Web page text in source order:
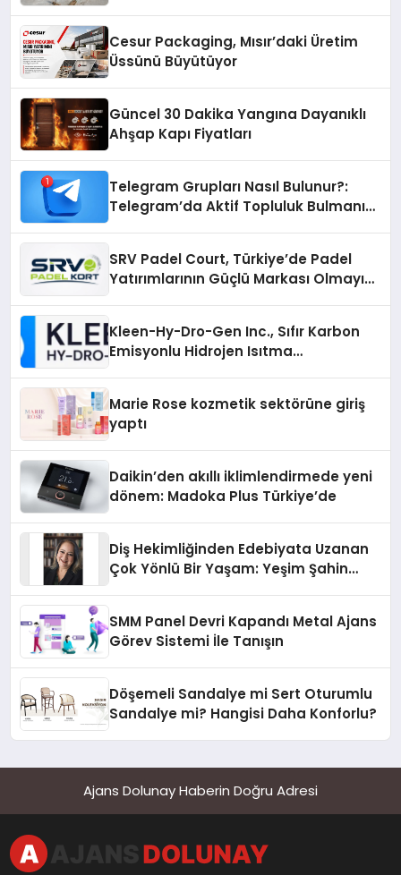
Cesur Packaging, Mısır’daki Üretim
Üssünü Büyütüyor
Güncel 30 Dakika Yangına Dayanıklı
Ahşap Kapı Fiyatları
Telegram Grupları Nasıl Bulunur?:
Telegram’da Aktif Topluluk Bulmanın
SRV Padel Court, Türkiye’de Padel
Yatırımlarının Güçlü Markası Olmayı
Kleen-Hy-Dro-Gen Inc., Sıfır Karbon
Emisyonlu Hidrojen Isıtma
Marie Rose kozmetik sektörüne giriş
yaptı
Daikin’den akıllı iklimlendirmede yeni
dönem: Madoka Plus Türkiye’de
Diş Hekimliğinden Edebiyata Uzanan
Çok Yönlü Bir Yaşam: Yeşim Şahin
SMM Panel Devri Kapandı Metal Ajans
Görev Sistemi İle Tanışın
Döşemeli Sandalye mi Sert Oturumlu
Sandalye mi? Hangisi Daha Konforlu?
Ajans Dolunay Haberin Doğru Adresi